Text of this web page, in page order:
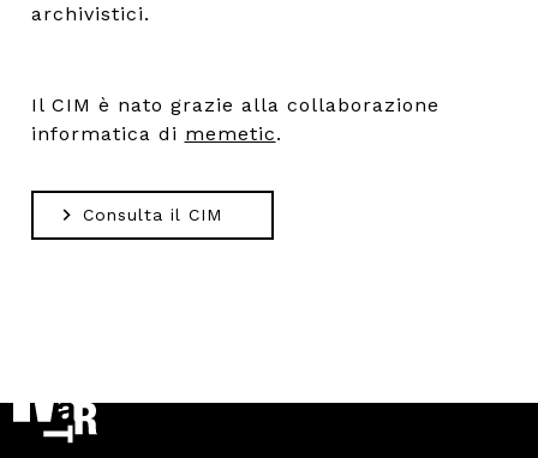
archivistici.
Il CIM è nato grazie alla collaborazione
informatica di memetic.
Consulta il CIM